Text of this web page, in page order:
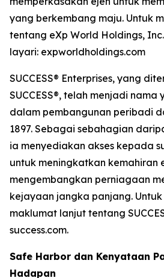
yang berkembang maju. Untuk
tentang eXp World Holdings,
layari: expworldholdings.com
SUCCESS® Enterprises, yang
SUCCESS®, telah menjadi
dalam pembangunan peribadi
1897. Sebagai sebahagian
ia menyediakan akses kepada
untuk meningkatkan kemahiran
mengembangkan perniagaan
kejayaan jangka panjang.
maklumat lanjut tentang
success.com.
Safe Harbor dan Kenyataan
Hadapan